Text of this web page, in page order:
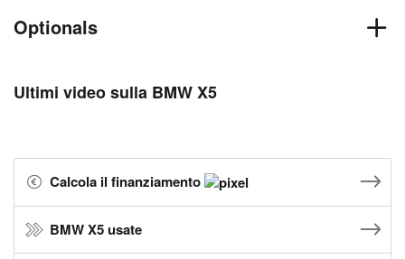
Optionals
Ultimi video sulla BMW X5
Calcola il finanziamento
BMW X5 usate